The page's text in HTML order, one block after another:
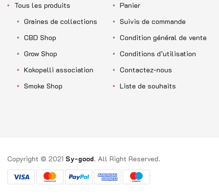
Tous les produits
Graines de collections
CBD Shop
Grow Shop
Kokopelli association
Smoke Shop
Panier
Suivis de commande
Condition général de vente
Conditions d’utilisation
Contactez-nous
Liste de souhaits
Copyright © 2021 Sy-good. All Right Reserved.